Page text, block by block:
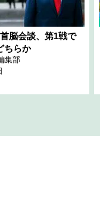
脳会談、第1戦で
ちらか
集部